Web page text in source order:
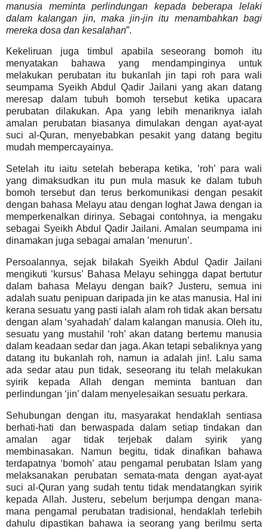
manusia meminta perlindungan kepada beberapa lelaki
dalam kalangan jin, maka jin-jin itu menambahkan bagi
mereka dosa dan kesalahan”.
Kekeliruan juga timbul apabila seseorang bomoh itu
menyatakan bahawa yang mendampinginya untuk
melakukan perubatan itu bukanlah jin tapi roh para wali
seumpama Syeikh Abdul Qadir Jailani yang akan datang
meresap dalam tubuh bomoh tersebut ketika upacara
perubatan dilakukan. Apa yang lebih menariknya ialah
amalan perubatan biasanya dimulakan dengan ayat-ayat
suci al-Quran, menyebabkan pesakit yang datang begitu
mudah mempercayainya.
Setelah itu iaitu setelah beberapa ketika, ’roh’ para wali
yang dimaksudkan itu pun mula masuk ke dalam tubuh
bomoh tersebut dan terus berkomunikasi dengan pesakit
dengan bahasa Melayu atau dengan loghat Jawa dengan ia
memperkenalkan dirinya. Sebagai contohnya, ia mengaku
sebagai Syeikh Abdul Qadir Jailani. Amalan seumpama ini
dinamakan juga sebagai amalan ’menurun’.
Persoalannya, sejak bilakah Syeikh Abdul Qadir Jailani
mengikuti ’kursus’ Bahasa Melayu sehingga dapat bertutur
dalam bahasa Melayu dengan baik?Justeru, semua ini
adalah suatu penipuan daripada jin ke atas manusia. Hal ini
kerana sesuatu yang pasti ialah alam roh tidak akan bersatu
dengan alam ‘syahadah’ dalam kalangan manusia. Oleh itu,
sesuatu yang mustahil ‘roh’ akan datang bertemu manusia
dalam keadaan sedar dan jaga. Akan tetapi sebaliknya yang
datang itu bukanlah roh, namun ia adalah jin!. Lalu sama
ada sedar atau pun tidak, seseorang itu telah melakukan
syirik kepada Allah dengan meminta bantuan dan
perlindungan ‘jin’ dalam menyelesaikan sesuatu perkara.
Sehubungan dengan itu, masyarakat hendaklah sentiasa
berhati-hati dan berwaspada dalam setiap tindakan dan
amalan agar tidak terjebak dalam syirik yang
membinasakan. Namun begitu, tidak dinafikan bahawa
terdapatnya ‘bomoh’ atau pengamal perubatan Islam yang
melaksanakan perubatan semata-mata dengan ayat-ayat
suci al-Quran yang sudah tentu tidak mendatangkan syirik
kepada Allah. Justeru, sebelum berjumpa dengan mana-
mana pengamal perubatan tradisional, hendaklah terlebih
dahulu dipastikan bahawa ia seorang yang berilmu serta